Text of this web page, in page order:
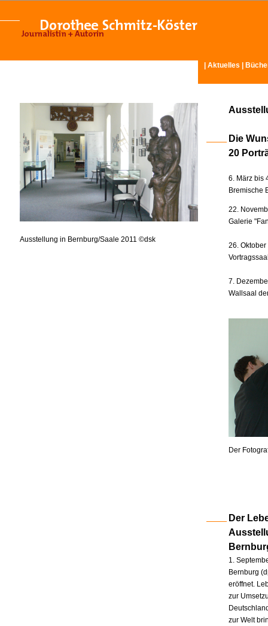
Aktuelles
Ausstellung in Bernburg/Saale 2011 ©dsk
Die
20
6. März bis
Bremische
22.
Galerie
26.
7.
Wallsaal
Der
Der
1.
Bernburg
eröffnet.
zur
zur Welt